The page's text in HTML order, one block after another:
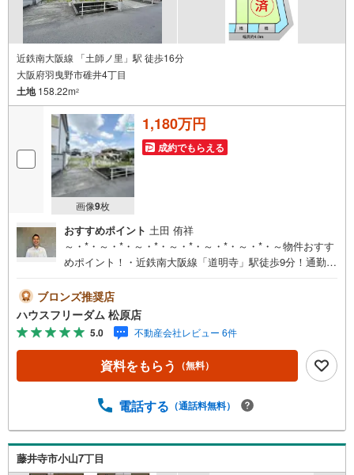
近鉄南大阪線 「土師ノ里」駅 徒歩16分
大阪府羽曳野市碓井4丁目
土地158.22m2
画像9枚
1,180万円
成約でもらえる
おすすめポイント 土田 侑祥
～・*・～・*・～・*・～・*・～・*・～・*・～物件おすす
めポイント！・近鉄南大阪線「道明寺」駅徒歩9分！通勤通
工務店・ハウスメーカーを選択することができます！家族
の想いが詰まったこだわりの夢のマイホームを叶えません
か？・南向きなので、ポカポカとあたたかな光と心地良い
風が入り込みます皆様からのお問い合わせを心よりお待ち
しておりますハウスフリーダムは【東証スタンダード上場
企業】です！松原店はキッズスペース・ベビールーム・大
す！物件最寄りの駅まで送迎させて頂きます「見るだけ・
など なんでもお気軽にご相談ください～・*・～・*・～・
*・～・*・～・*・～・*・～
ブロンズ推奨店
ハウスフリーダム 松原店
5.0 不動産会社レビュー 6件
資料をもらう （無料）
電話する （通話料無料）
藤井寺市小山7丁目